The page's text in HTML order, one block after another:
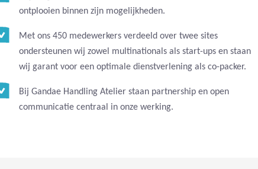
ontplooien binnen zijn mogelijkheden.
Met ons 450 medewerkers verdeeld over twee sites
ondersteunen wij zowel multinationals als start-ups en staan
wij garant voor een optimale dienstverlening als co-packer.
Bij Gandae Handling Atelier staan partnership en open
communicatie centraal in onze werking.